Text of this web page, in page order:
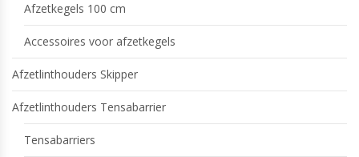
Afzetkegels 100 cm
Accessoires voor afzetkegels
Afzetlinthouders Skipper
Afzetlinthouders Tensabarrier
Tensabarriers